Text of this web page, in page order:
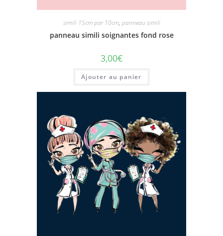
simili 15cm par 10cm, panneau simili
panneau simili soignantes fond rose
3,00€
Ajouter au panier